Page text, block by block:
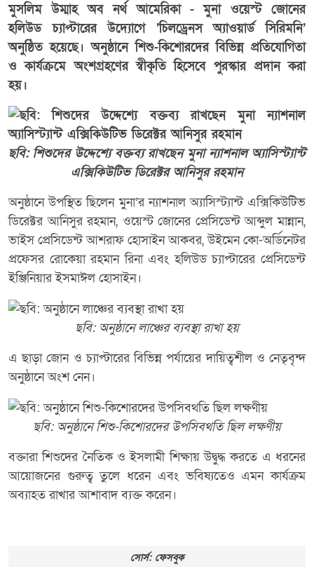
মুসলিম উম্মাহ অব নর্থ আমেরিকা - মুনা ওয়েস্ট জোনের
হলিউড চ্যাপ্টারের উদ্যোগে ‘চিলড্রেনস অ্যাওয়ার্ড সিরিমনি’
অনুষ্ঠিত হয়েছে। অনুষ্ঠানে শিশু-কিশোরদের বিভিন্ন প্রতিযোগিতা
ও কার্যক্রমে অংশগ্রহণের স্বীকৃতি হিসেবে পুরস্কার প্রদান করা
হয়।
ছবি: শিশুদের উদ্দেশ্যে বক্তব্য রাখছেন মুনা ন্যাশনাল অ্যাসিস্ট্যান্ট
এক্সিকিউটিভ ডিরেক্টর আনিসুর রহমান
অনুষ্ঠানে উপস্থিত ছিলেন মুনা’র ন্যাশনাল অ্যাসিস্ট্যান্ট এক্সিকিউটিভ
ডিরেক্টর আনিসুর রহমান, ওয়েস্ট জোনের প্রেসিডেন্ট আব্দুল মান্নান,
ভাইস প্রেসিডেন্ট আশরাফ হোসাইন আকবর, উইমেন কো-অর্ডিনেটর
প্রফেসর রোকেয়া রহমান রিনা এবং হলিউড চ্যাপ্টারের প্রেসিডেন্ট
ইঞ্জিনিয়ার ইসমাঈল হোসাইন।
ছবি: অনুষ্ঠানে লাঞ্চের ব্যবস্থা রাখা হয়
এ ছাড়া জোন ও চ্যাপ্টারের বিভিন্ন পর্যায়ের দায়িত্বশীল ও নেতৃবৃন্দ
অনুষ্ঠানে অংশ নেন।
ছবি: অনুষ্ঠানে শিশু-কিশোরদের উপসিবথতি ছিল লক্ষণীয়
বক্তারা শিশুদের নৈতিক ও ইসলামী শিক্ষায় উদ্বুদ্ধ করতে এ ধরনের
আয়োজনের গুরুত্ব তুলে ধরেন এবং ভবিষ্যতেও এমন কার্যক্রম
অব্যাহত রাখার আশাবাদ ব্যক্ত করেন।
সোর্স: ফেসবুক